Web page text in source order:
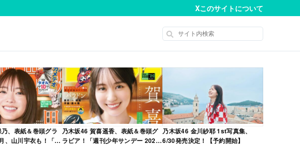
Xこのサイトについて
、表紙＆巻頭グラ
、山川宇衣も！「週
乃木坂46 賀喜遥香、表紙＆巻頭グ
ラビア！「週刊少年サンデー 2026
乃木坂46 金川紗耶 1st写真集、
6/30発売決定！【予約開始】